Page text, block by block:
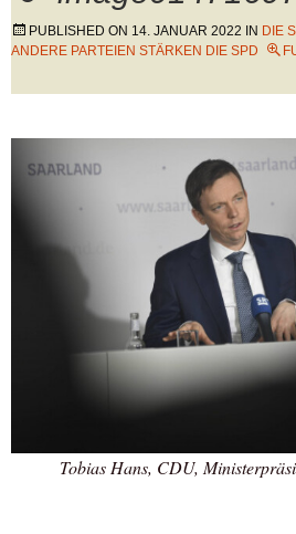
PUBLISHED ON 14. JANUAR 2022 IN DIE
ANDERE PARTEIEN STÄRKEN DIE SPD
Tobias Hans, CDU,